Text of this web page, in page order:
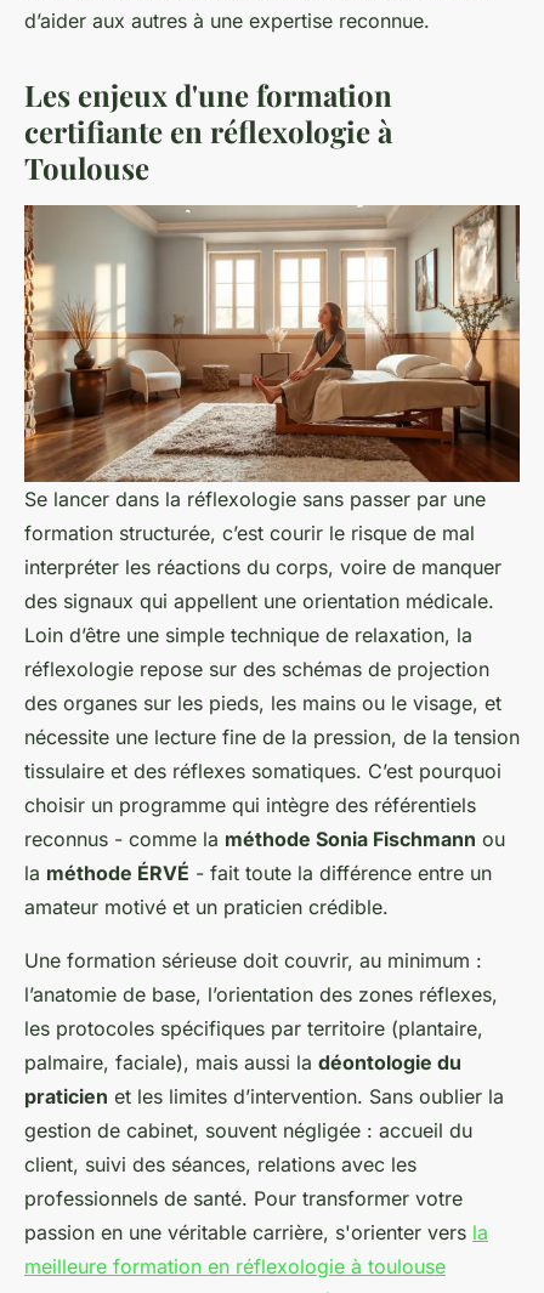
d’aider aux autres à une expertise reconnue.
Les enjeux d'une formation
certifiante en réflexologie à
Toulouse
Se lancer dans la réflexologie sans passer par une
formation structurée, c’est courir le risque de mal
interpréter les réactions du corps, voire de manquer
des signaux qui appellent une orientation médicale.
Loin d’être une simple technique de relaxation, la
réflexologie repose sur des schémas de projection
des organes sur les pieds, les mains ou le visage, et
nécessite une lecture fine de la pression, de la tension
tissulaire et des réflexes somatiques. C’est pourquoi
choisir un programme qui intègre des référentiels
reconnus - comme la méthode Sonia Fischmann ou
la méthode ÉRVÉ - fait toute la différence entre un
amateur motivé et un praticien crédible.
Une formation sérieuse doit couvrir, au minimum :
l’anatomie de base, l’orientation des zones réflexes,
les protocoles spécifiques par territoire (plantaire,
palmaire, faciale), mais aussi la déontologie du
praticien et les limites d’intervention. Sans oublier la
gestion de cabinet, souvent négligée : accueil du
client, suivi des séances, relations avec les
professionnels de santé. Pour transformer votre
passion en une véritable carrière, s'orienter vers la
meilleure formation en réflexologie à toulouse